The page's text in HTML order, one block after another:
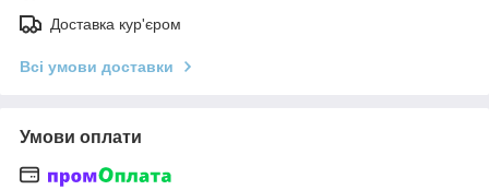
Доставка кур'єром
Всі умови доставки
Умови оплати